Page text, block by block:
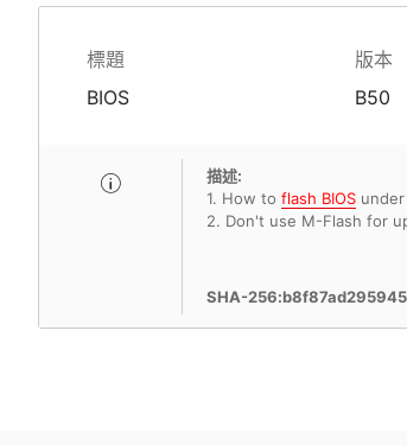
標題 版本
BIOS
B50
描述:
1. How to flash BIOS
2. Don't use M-Flash for
SHA-